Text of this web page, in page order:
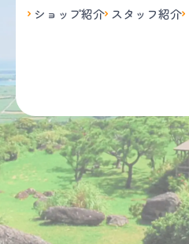
ショップ紹介 スタッフ紹介